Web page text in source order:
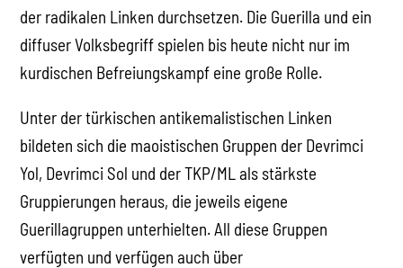
der radikalen Linken durchsetzen. Die Guerilla und ein
diffuser Volksbegriff spielen bis heute nicht nur im
kurdischen Befreiungskampf eine große Rolle.
Unter der türkischen antikemalistischen Linken
bildeten sich die maoistischen Gruppen der Devrimci
Yol, Devrimci Sol und der TKP/ML als stärkste
Gruppierungen heraus, die jeweils eigene
Guerillagruppen unterhielten. All diese Gruppen
verfügten und verfügen auch über